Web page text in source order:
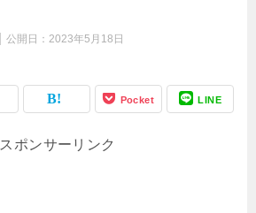
公開日： 2023年5月18日
Pocket LINE
スポンサーリンク